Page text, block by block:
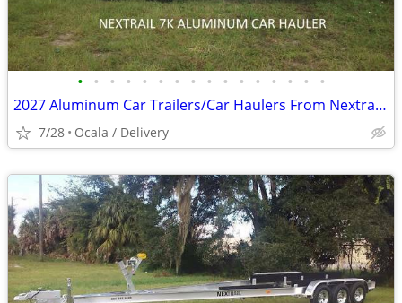
• • • • • • • • • • • • • • • •
2027 Aluminum Car Trailers/Car Haulers From Nextrail (Ocala, Fl)
7/28 Ocala / Delivery